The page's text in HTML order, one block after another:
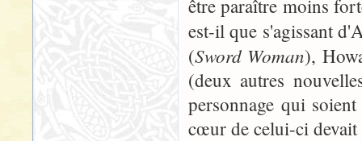
être paraître moins
est-il que s'agissant
(Sword Woman),
(deux autres
personnage qui
cœur de celui-ci